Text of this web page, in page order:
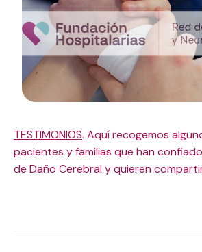
TESTIMONIOS. Aquí recogemos
pacientes y familias que han
de Daño Cerebral y quieren